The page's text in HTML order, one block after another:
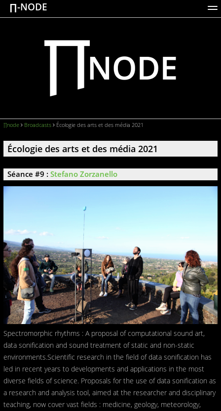
∏-NODE
ACTIONS WORKS DOCUMENTATION
BROADCASTS
∏node Broadcasts Écologie des arts et des média 2021
Écologie des arts et des média 2021
Séance #9 : Stefano Zorzanello
Spectromorphic rhythms : A proposal of computational sound art,
data sonification and sound treatment of static and non-static
environments.Scientific research in the field of data sonification has
led in recent years to developments and applications in the most
diverse fields of science. Proposals for the use of data sonification as
a research and analysis tool, aimed at the researcher and disciplinary
teaching, now cover vast fields : medicine, geology, meteorology,